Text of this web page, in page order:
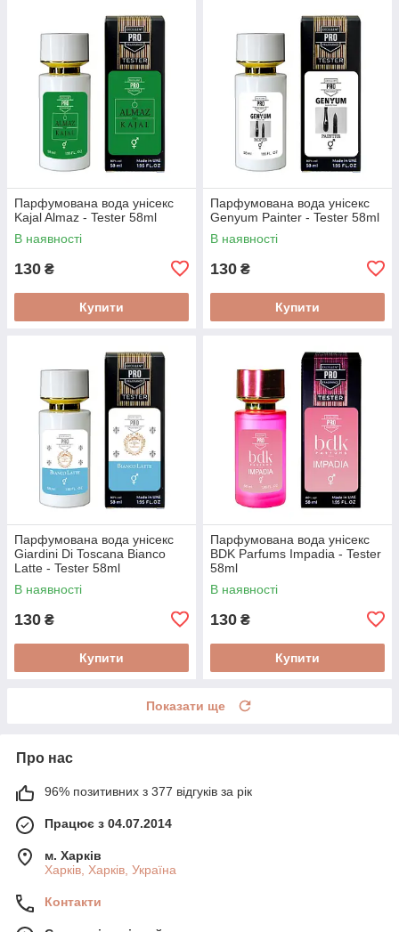
Парфумована вода унісекс
Kajal Almaz - Tester 58ml
В наявності
130 ₴
Купити
Парфумована вода унісекс
Genyum Painter - Tester 58ml
В наявності
130 ₴
Купити
Парфумована вода унісекс
Giardini Di Toscana Bianco
Latte - Tester 58ml
В наявності
130 ₴
Купити
Парфумована вода унісекс
BDK Parfums Impadia - Tester
58ml
В наявності
130 ₴
Купити
Показати ще
Про нас
96% позитивних з 377 відгуків за рік
Працює з 04.07.2014
м. Харків
Харків, Харків, Україна
Контакти